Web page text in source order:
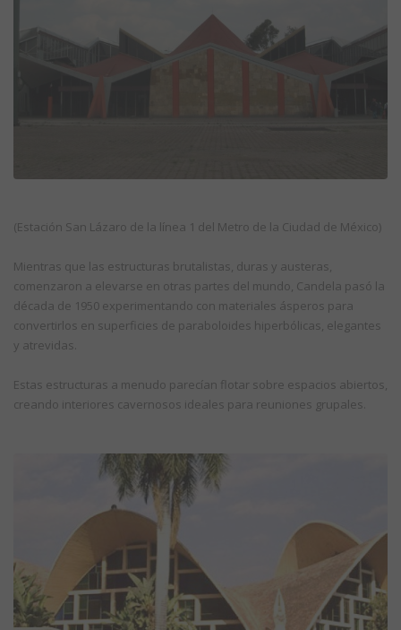
(Estación San Lázaro de la línea 1 del Metro de la Ciudad de México)
Mientras que las estructuras brutalistas, duras y austeras,
comenzaron a elevarse en otras partes del mundo, Candela pasó la
década de 1950 experimentando con materiales ásperos para
convertirlos en superficies de paraboloides hiperbólicas, elegantes
y atrevidas.
Estas estructuras a menudo parecían flotar sobre espacios abiertos,
creando interiores cavernosos ideales para reuniones grupales.